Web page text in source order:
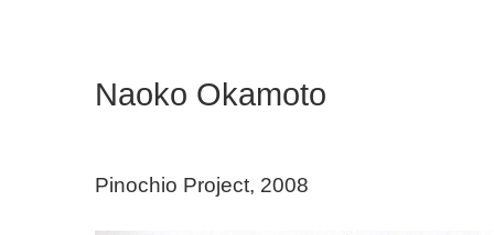
Naoko Okamoto
Pinochio Project, 2008